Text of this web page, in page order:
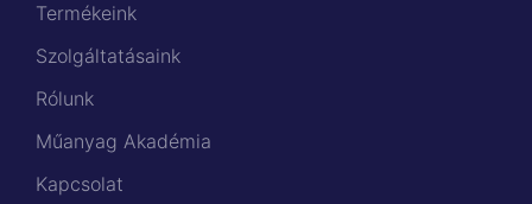
Termékeink
Szolgáltatásaink
Rólunk
Műanyag Akadémia
Kapcsolat